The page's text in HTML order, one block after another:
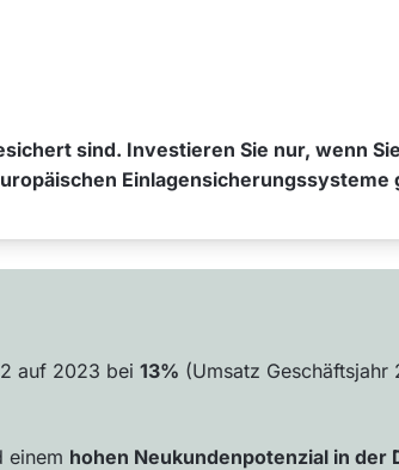
sind. Investieren Sie nur, wenn
Einlagensicherungssysteme
auf 2023 bei 13% (Umsatz Geschäftsjahr
einem hohen Neukundenpotenzial in der